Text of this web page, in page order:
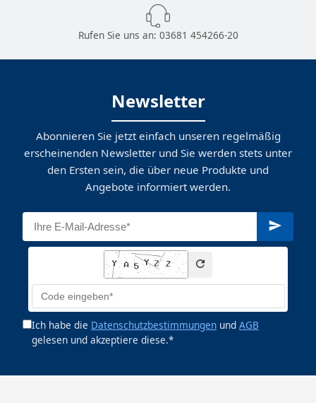
Rufen Sie uns an: 03681 454266-20
Newsletter
Abonnieren Sie jetzt einfach unseren regelmäßig
erscheinenden Newsletter und Sie werden stets unter
den Ersten sein, die über neue Produkte und
Angebote informiert werden.
Ich habe die Datenschutzbestimmungen und AGB
gelesen und akzeptiere diese.*